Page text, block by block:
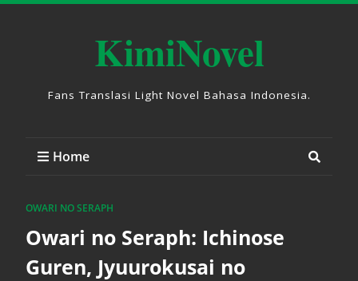
KimiNovel
Fans Translasi Light Novel Bahasa Indonesia.
Home
OWARI NO SERAPH
Owari no Seraph: Ichinose
Guren, Jyuurokusai no